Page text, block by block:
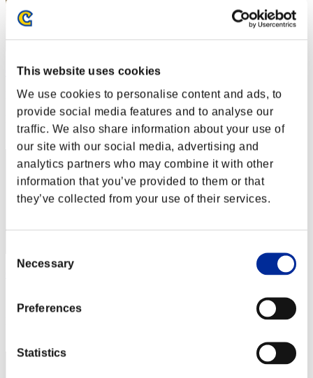
This website uses cookies
We use cookies to personalise content and ads, to
provide social media features and to analyse our
traffic. We also share information about your use of
our site with our social media, advertising and
analytics partners who may combine it with other
information that you’ve provided to them or that
they’ve collected from your use of their services.
Selection
Necessary
Preferences
Statistics
Crown of R
Puntos:26971980
Posición
2